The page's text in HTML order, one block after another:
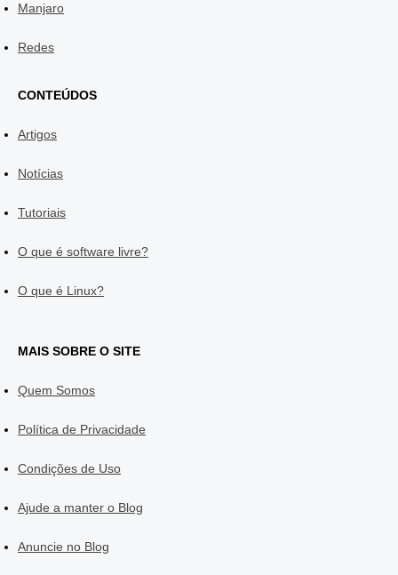
Manjaro
Redes
CONTEÚDOS
Artigos
Notícias
Tutoriais
O que é software livre?
O que é Linux?
MAIS SOBRE O SITE
Quem Somos
Política de Privacidade
Condições de Uso
Ajude a manter o Blog
Anuncie no Blog